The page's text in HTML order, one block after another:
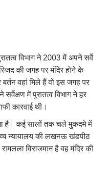
विभाग ने 2003 में अपने सर्वे
की जगह पर मंदिर होने के
वहां मिले हैं वो इस जगह पर
में पुरातत्व विभाग ने हर
कारवाई थी।
है। कई सालों तक चले मुकदमे में
न्यायालय की लखनऊ खंडपीठ
विराजमान है वह मंदिर की